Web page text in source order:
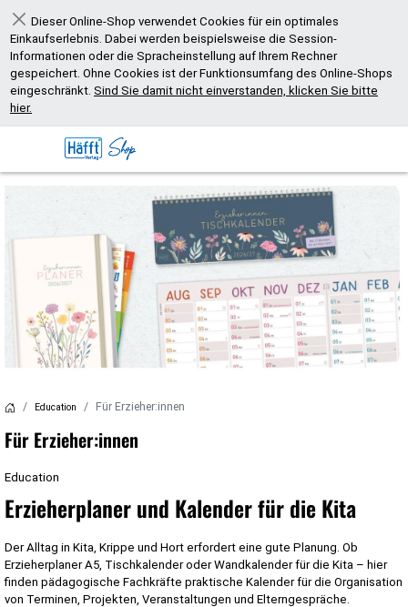
Schließen
Dieser Online-Shop verwendet Cookies für ein optimales
Einkaufserlebnis. Dabei werden beispielsweise die Session-
Informationen oder die Spracheinstellung auf Ihrem Rechner
gespeichert. Ohne Cookies ist der Funktionsumfang des Online-Shops
eingeschränkt. Sind Sie damit nicht einverstanden, klicken Sie bitte
hier.
Education Für Erzieher:innen
Für Erzieher:innen
Education
Erzieherplaner und Kalender für die Kita
Der Alltag in Kita, Krippe und Hort erfordert eine gute Planung. Ob
Erzieherplaner A5, Tischkalender oder Wandkalender für die Kita – hier
finden pädagogische Fachkräfte praktische Kalender für die Organisation
von Terminen, Projekten, Veranstaltungen und Elterngespräche.